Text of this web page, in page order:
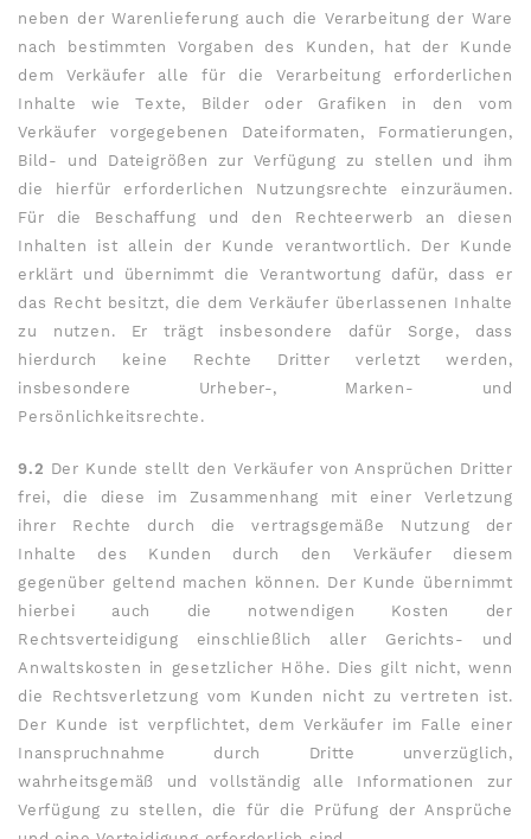
neben der Warenlieferung auch die Verarbeitung der Ware
nach bestimmten Vorgaben des Kunden, hat der Kunde
dem Verkäufer alle für die Verarbeitung erforderlichen
Inhalte wie Texte, Bilder oder Grafiken in den vom
Verkäufer vorgegebenen Dateiformaten, Formatierungen,
Bild- und Dateigrößen zur Verfügung zu stellen und ihm
die hierfür erforderlichen Nutzungsrechte einzuräumen.
Für die Beschaffung und den Rechteerwerb an diesen
Inhalten ist allein der Kunde verantwortlich. Der Kunde
erklärt und übernimmt die Verantwortung dafür, dass er
das Recht besitzt, die dem Verkäufer überlassenen Inhalte
zu nutzen. Er trägt insbesondere dafür Sorge, dass
hierdurch keine Rechte Dritter verletzt werden,
insbesondere Urheber-, Marken- und
Persönlichkeitsrechte.
9.2 Der Kunde stellt den Verkäufer von Ansprüchen Dritter
frei, die diese im Zusammenhang mit einer Verletzung
ihrer Rechte durch die vertragsgemäße Nutzung der
Inhalte des Kunden durch den Verkäufer diesem
gegenüber geltend machen können. Der Kunde übernimmt
hierbei auch die notwendigen Kosten der
Rechtsverteidigung einschließlich aller Gerichts- und
Anwaltskosten in gesetzlicher Höhe. Dies gilt nicht, wenn
die Rechtsverletzung vom Kunden nicht zu vertreten ist.
Der Kunde ist verpflichtet, dem Verkäufer im Falle einer
Inanspruchnahme durch Dritte unverzüglich,
wahrheitsgemäß und vollständig alle Informationen zur
Verfügung zu stellen, die für die Prüfung der Ansprüche